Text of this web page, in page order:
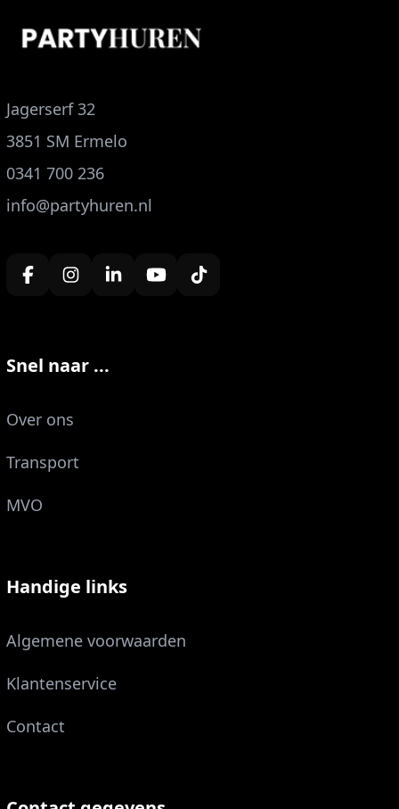
Jagerserf 32
3851 SM Ermelo
0341 700 236
info@partyhuren.nl
Snel naar ...
Over ons
Transport
MVO
Handige links
Algemene voorwaarden
Klantenservice
Contact